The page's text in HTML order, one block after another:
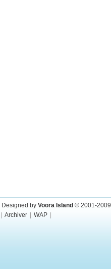
Designed by Voora Island © 2001-2009
Archiver WAP